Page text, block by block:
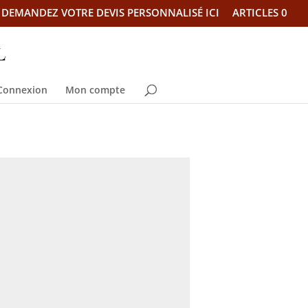
DEMANDEZ VOTRE DEVIS PERSONNALISÉ ICI ARTICLES 0
Mon compte